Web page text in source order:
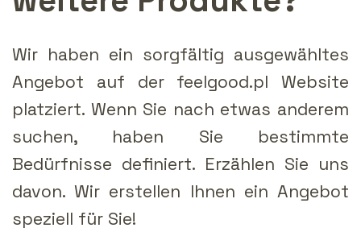
Wir haben ein sorgfältig ausgewähltes
Angebot auf der feelgood.pl Website
platziert. Wenn Sie nach etwas anderem
suchen, haben Sie bestimmte
Bedürfnisse definiert. Erzählen Sie uns
davon. Wir erstellen Ihnen ein Angebot
speziell für Sie!